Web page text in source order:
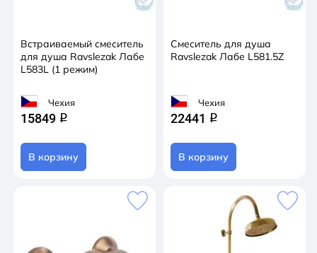
Встраиваемый смеситель
для душа Ravslezak Лабе
L583L (1 режим)
Чехия
15849 q
В корзину
Смеситель для душа
Ravslezak Лабе L581.5Z
Чехия
22441 q
В корзину